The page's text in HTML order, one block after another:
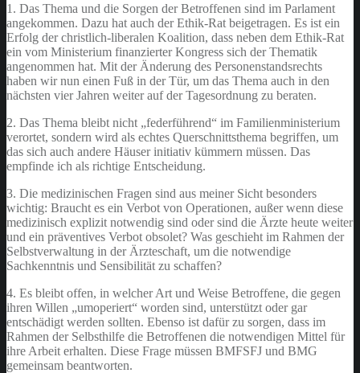
1. Das Thema und die Sorgen der Betroffenen sind im Parlament
angekommen. Dazu hat auch der Ethik-Rat beigetragen. Es ist ein
Erfolg der christlich-liberalen Koalition, dass neben dem Ethik-Rat
ein vom Ministerium finanzierter Kongress sich der Thematik
angenommen hat. Mit der Änderung des Personenstandsrechts
haben wir nun einen Fuß in der Tür, um das Thema auch in den
nächsten vier Jahren weiter auf der Tagesordnung zu beraten.
2. Das Thema bleibt nicht „federführend“ im Familienministerium
verortet, sondern wird als echtes Querschnittsthema begriffen, um
das sich auch andere Häuser initiativ kümmern müssen. Das
empfinde ich als richtige Entscheidung.
3. Die medizinischen Fragen sind aus meiner Sicht besonders
wichtig: Braucht es ein Verbot von Operationen, außer wenn diese
medizinisch explizit notwendig sind oder sind die Ärzte heute weiter
und ein präventives Verbot obsolet? Was geschieht im Rahmen der
Selbstverwaltung in der Ärzteschaft, um die notwendige
Sachkenntnis und Sensibilität zu schaffen?
4. Es bleibt offen, in welcher Art und Weise Betroffene, die gegen
ihren Willen „umoperiert“ worden sind, unterstützt oder gar
entschädigt werden sollten. Ebenso ist dafür zu sorgen, dass im
Rahmen der Selbsthilfe die Betroffenen die notwendigen Mittel für
ihre Arbeit erhalten. Diese Frage müssen BMFSFJ und BMG
gemeinsam beantworten.